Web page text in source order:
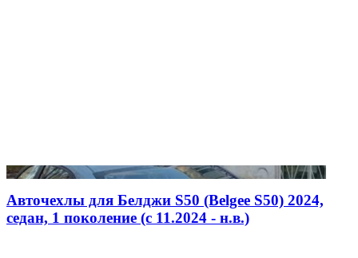
Авточехлы для Белджи S50 (Belgee S50) 2024,
седан, 1 поколение (c 11.2024 - н.в.)